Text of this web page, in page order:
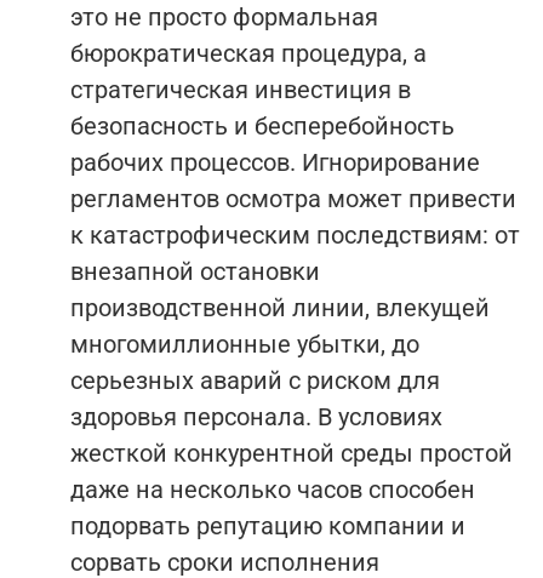
это не просто формальная
бюрократическая процедура, а
стратегическая инвестиция в
безопасность и бесперебойность
рабочих процессов. Игнорирование
регламентов осмотра может привести
к катастрофическим последствиям: от
внезапной остановки
производственной линии, влекущей
многомиллионные убытки, до
серьезных аварий с риском для
здоровья персонала. В условиях
жесткой конкурентной среды простой
даже на несколько часов способен
подорвать репутацию компании и
сорвать сроки исполнения